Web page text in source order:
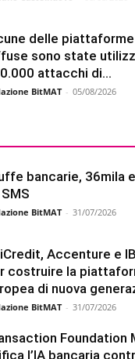
delle
sono state
attacchi di...
BitMAT - 05/08/2026
bancarie, 36mila
BitMAT - 31/07/2026
Accenture e
costruire la
di nuova
BitMAT - 31/07/2026
Foundation
l’IA bancaria